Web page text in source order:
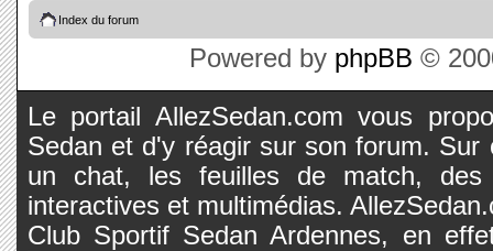
Index du forum
Powered by phpBB ©
Le portail AllezSedan.com vous
Sedan et d'y réagir sur son forum.
un chat, les feuilles de match, des
interactives et multimédias.
Club Sportif Sedan Ardennes, en